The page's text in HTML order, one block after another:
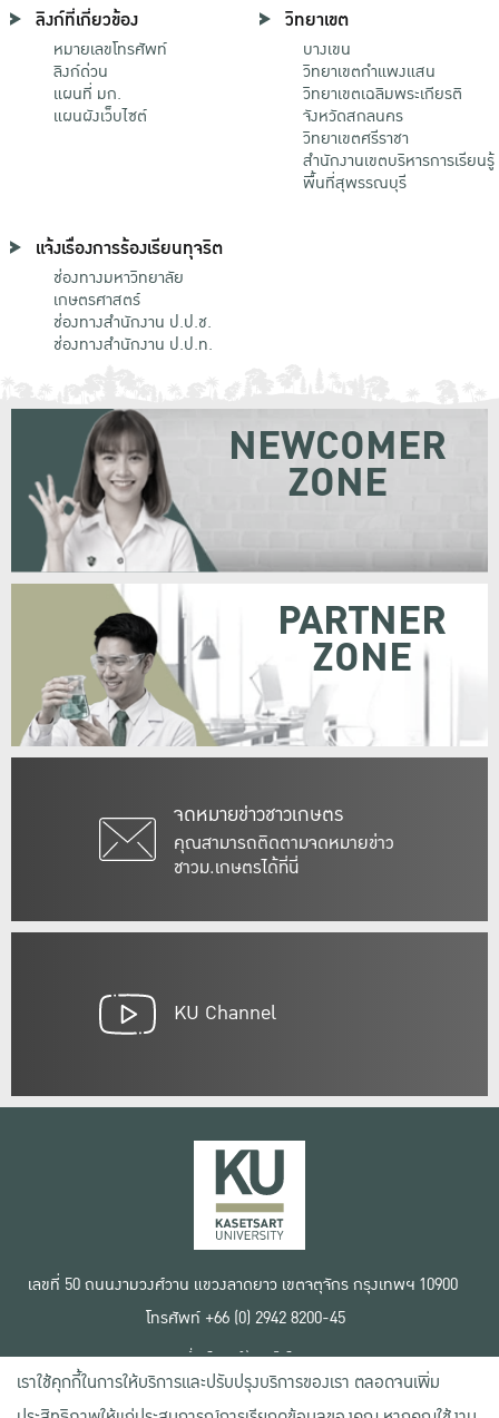
ลิงก์ที่เกี่ยวข้อง
หมายเลขโทรศัพท์
ลิงก์ด่วน
แผนที่ มก.
แผนผังเว็บไซต์
วิทยาเขต
บางเขน
วิทยาเขตกําแพงแสน
วิทยาเขตเฉลิมพระเกียรติ
จังหวัดสกลนคร
วิทยาเขตศรีราชา
สำนักงานเขตบริหารการเรียนรู้
พื้นที่สุพรรณบุรี
แจ้งเรื่องการร้องเรียนทุจริต
ช่องทางมหาวิทยาลัย
เกษตรศาสตร์
ช่องทางสำนักงาน ป.ป.ช.
ช่องทางสำนักงาน ป.ป.ท.
จดหมายข่าวชาวเกษตร
คุณสามารถติดตามจดหมายข่าว
ชาวม.เกษตรได้ที่นี่
NEWCOMER
ZONE
PARTNER
ZONE
KU Channel
เลขที่ 50 ถนนงามวงศ์วาน แขวงลาดยาว เขตจตุจักร กรุงเทพฯ 10900
โทรศัพท์ +66 (0) 2942 8200-45
เงื่อนไขการใช้งานเว็บไซต์
ข้อตกลงด้านสิทธิ์ใช้งาน
นโยบายความเป็นส่วนตัว
เราใช้คุกกี้ในการให้บริการและปรับปรุงบริการของเรา ตลอดจนเพิ่ม